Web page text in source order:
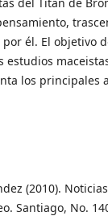
él. El objetivo
estudios
los principales
(2010).
Santiago, No.